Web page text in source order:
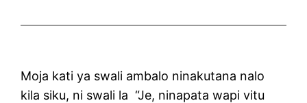
Moja kati ya swali ambalo ninakutana nalo
kila siku, ni swali la “Je, ninapata wapi vitu